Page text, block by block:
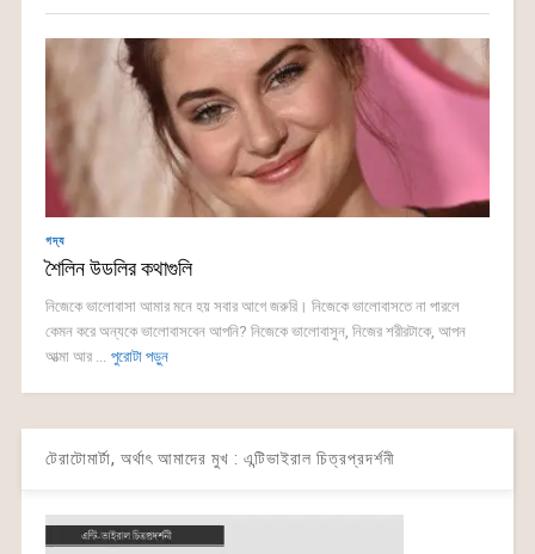
গদ্য
শৈলিন উডলির কথাগুলি
নিজেকে ভালোবাসা আমার মনে হয় সবার আগে জরুরি। নিজেকে ভালোবাসতে না পারলে
কেমন করে অন্যকে ভালোবাসবেন আপনি? নিজেকে ভালোবাসুন, নিজের শরীরটাকে, আপন
আত্মা আর ... পুরোটা পড়ুন
টেরাটোমার্টা, অর্থাৎ আমাদের মুখ : এন্টিভাইরাল চিত্রপ্রদর্শনী